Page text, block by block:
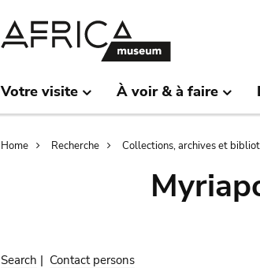
Votre visite À voir & à faire
Breadcrumb
Home Recherche Collections, archives et
Search | Contact persons